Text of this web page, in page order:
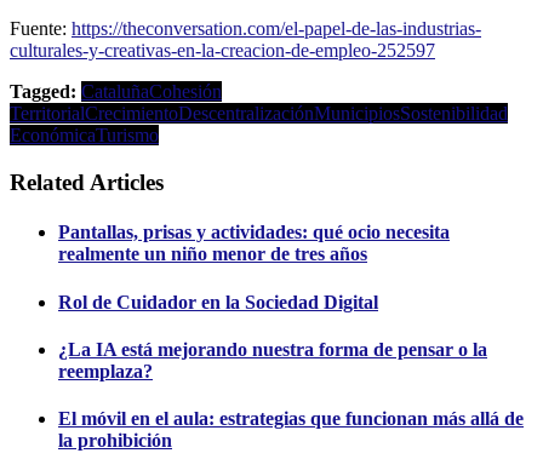
Fuente: https://theconversation.com/el-papel-de-las-industrias-
culturales-y-creativas-en-la-creacion-de-empleo-252597
Tagged: CataluñaCohesión
TerritorialCrecimientoDescentralizaciónMunicipiosSostenibilidad
EconómicaTurismo
Related Articles
Pantallas, prisas y actividades: qué ocio necesita
realmente un niño menor de tres años
Rol de Cuidador en la Sociedad Digital
¿La IA está mejorando nuestra forma de pensar o la
reemplaza?
El móvil en el aula: estrategias que funcionan más allá de
la prohibición